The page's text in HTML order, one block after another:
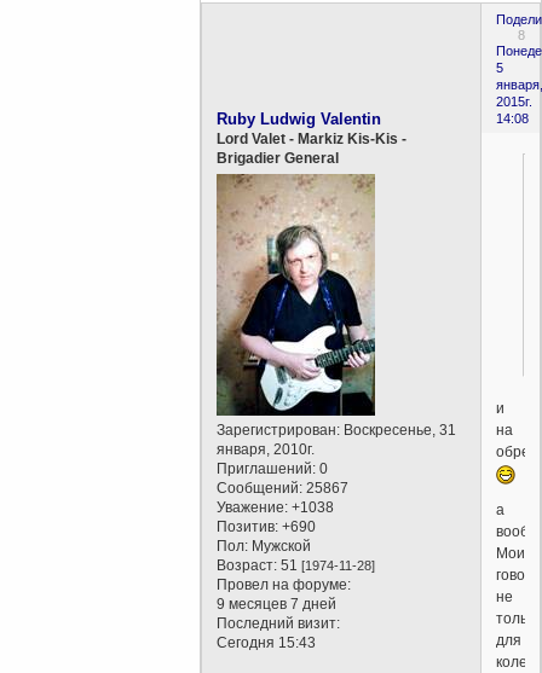
8
5
января,
2015г.
14:08
Ruby Ludwig Valentin
Lord Valet - Markiz Kis-Kis -
Brigadier General
Зарегистрирован: Воскресенье, 31
января, 2010г.
Приглашений: 0
Сообщений: 25867
Уважение: +1038
Позитив: +690
Пол: Мужской
Возраст: 51[1974-11-28]
Провел на форуме:
9 месяцев 7 дней
Последний визит:
Сегодня 15:43
и
на
а
не
только
для